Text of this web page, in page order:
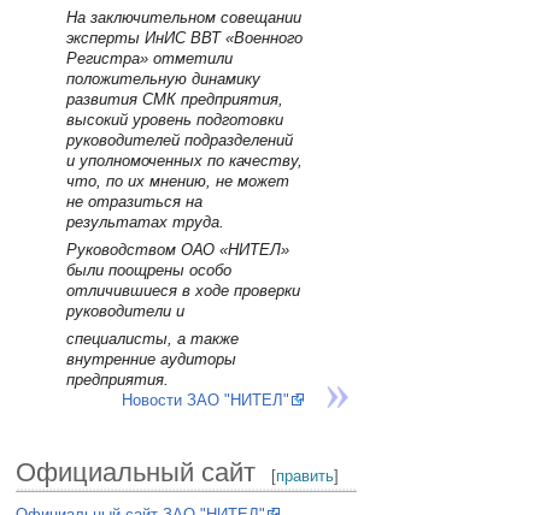
На заключительном совещании
эксперты ИнИС ВВТ «Военного
Регистра» отметили
положительную динамику
развития СМК предприятия,
высокий уровень подготовки
руководителей подразделений
и уполномоченных по качеству,
что, по их мнению, не может
не отразиться на
результатах труда.
Руководством ОАО «НИТЕЛ»
были поощрены особо
отличившиеся в ходе проверки
руководители и
специалисты, а также
внутренние аудиторы
предприятия.
Новости ЗАО "НИТЕЛ"
Официальный сайт [править]